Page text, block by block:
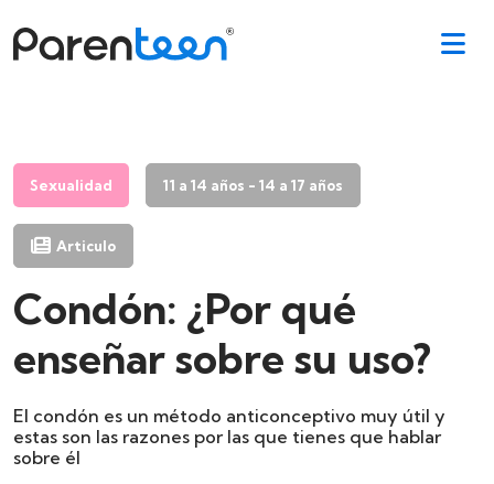
Sexualidad 11 a 14 años - 14 a 17 años
Articulo
Condón: ¿Por qué
enseñar sobre su uso?
El condón es un método anticonceptivo muy útil y
estas son las razones por las que tienes que hablar
sobre él